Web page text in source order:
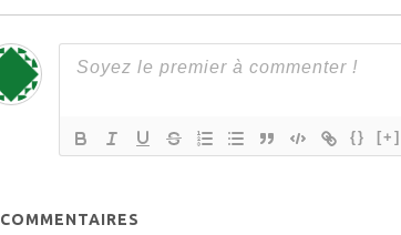
{} [+]
COMMENTAIRES